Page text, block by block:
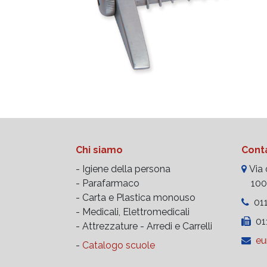
Chi siamo
- Igiene della persona
- Parafarmaco
- Carta e Plastica monouso
- Medicali, Elettromedicali
- Attrezzature - Arredi e Carrelli
- Catalogo scuole
Via